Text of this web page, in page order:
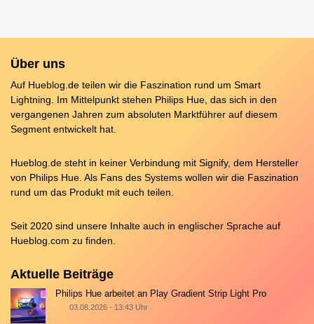
Über uns
Auf Hueblog.de teilen wir die Faszination rund um Smart
Lightning. Im Mittelpunkt stehen Philips Hue, das sich in den
vergangenen Jahren zum absoluten Marktführer auf diesem
Segment entwickelt hat.
Hueblog.de steht in keiner Verbindung mit Signify, dem Hersteller
von Philips Hue. Als Fans des Systems wollen wir die Faszination
rund um das Produkt mit euch teilen.
Seit 2020 sind unsere Inhalte auch in englischer Sprache auf
Hueblog.com zu finden.
Aktuelle Beiträge
Philips Hue arbeitet an Play Gradient Strip Light Pro
03.08.2026 - 13:43 Uhr